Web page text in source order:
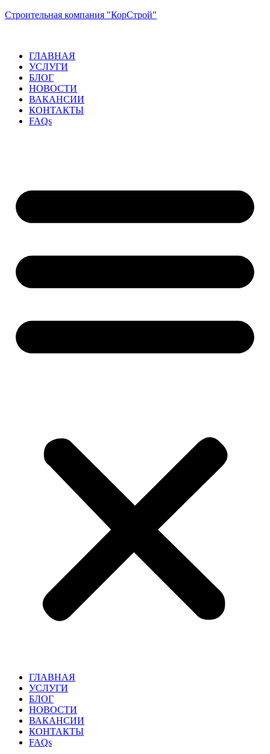
Строительная компания "КорСтрой"
ГЛАВНАЯ
УСЛУГИ
БЛОГ
НОВОСТИ
ВАКАНСИИ
КОНТАКТЫ
FAQs
ГЛАВНАЯ
УСЛУГИ
БЛОГ
НОВОСТИ
ВАКАНСИИ
КОНТАКТЫ
FAQs